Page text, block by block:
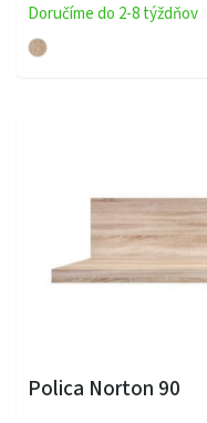
Doručíme do 2-8 týždňov
Polica Norton 90